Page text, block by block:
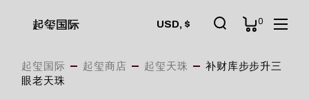
起玺国际 USD, $ 0
起玺国际 起玺商店 起玺天珠
补财库步步升三
眼老天珠